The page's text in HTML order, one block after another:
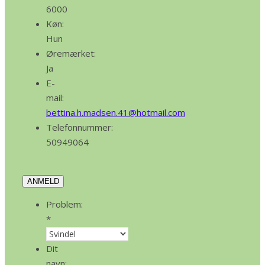
6000
Køn:
Hun
Øremærket:
Ja
E-
mail:
bettina.h.madsen.41@hotmail.com
Telefonnummer:
50949064
ANMELD
Problem:
*
Dit